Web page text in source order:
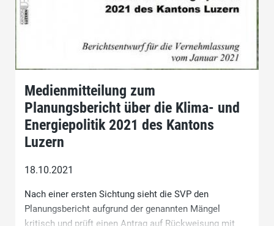
Medienmitteilung zum
Planungsbericht über die Klima- und
Energiepolitik 2021 des Kantons
Luzern
18.10.2021
Nach einer ersten Sichtung sieht die SVP den
Planungsbericht aufgrund der genannten Mängel
kritisch und prüft einen Antrag auf Rückweisung mit